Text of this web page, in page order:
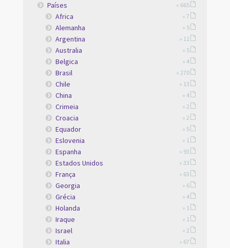
Países » 665
Africa » 7
Alemanha » 5
Argentina » 11
Australia » 5
Belgica » 4
Brasil » 270
Chile » 13
China » 4
Crimeia » 2
Croacia » 2
Equador » 5
Eslovenia » 1
Espanha » 93
Estados Unidos » 33
França » 63
Georgia » 6
Grécia » 4
Holanda » 1
Iraque » 1
Israel » 2
Italia » 67